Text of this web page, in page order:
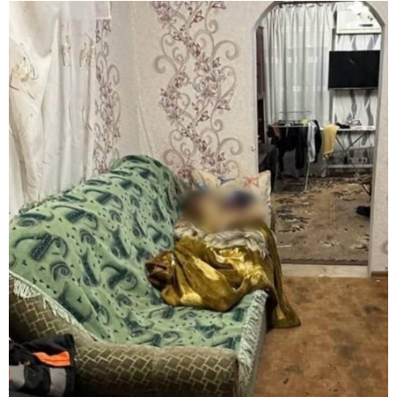
09:33 / 05-08-2026
"მამის მიერ ცოტნესთვის დატოვებულ სახლში
თვითნებურად ცხოვრობს ადამიანი, რომელიც
ზვიადის ანდერძში ერთი სიტყვითაც კი არ არის
მოხსენიებული" - ანა ჯაბაური